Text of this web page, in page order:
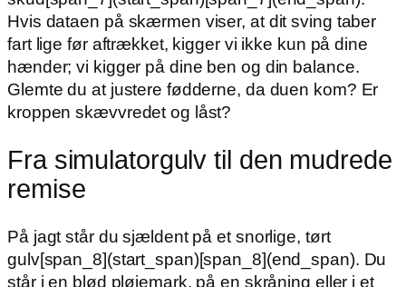
Hvis dataen på skærmen viser, at dit sving taber
fart lige før aftrækket, kigger vi ikke kun på dine
hænder; vi kigger på dine ben og din balance.
Glemte du at justere fødderne, da duen kom? Er
kroppen skævvredet og låst?
Fra simulatorgulv til den mudrede
remise
På jagt står du sjældent på et snorlige, tørt
gulv[span_8](start_span)[span_8](end_span). Du
står i en blød pløjemark, på en skråning eller i et